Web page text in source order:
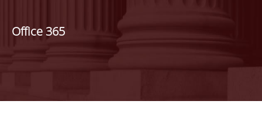
Office 365